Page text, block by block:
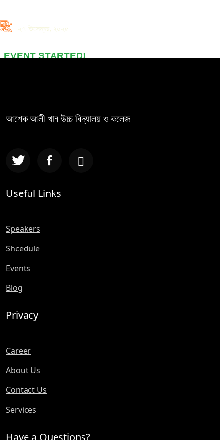
২৭ ডিসেম্বর, ২০২৫
EVENT STARTED!
আশেক আলী খান উচ্চ বিদ্যালয় ও কলেজ
Useful Links
Speakers
Shcedule
Events
Blog
Privacy
Career
About Us
Contact Us
Services
Have a Questions?